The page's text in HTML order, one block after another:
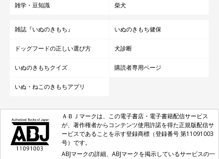
雑学・豆知識 柴犬
雑誌『いぬのきもち』 いぬのきもち健保
ドッグフードの正しい選び方 犬診断
いぬのきもちクイズ 購読者専用ページ
いぬ・ねこのきもちアプリ
ＡＢＪマークは、この電子書店・電子書籍配信サービス
が、著作権者からコンテンツ使用許諾を得た正規版配信サ
ービスであることを示す登録商標（登録番号 第11091003
号）です。
ABJマークの詳細、ABJマークを掲示しているサービスの一